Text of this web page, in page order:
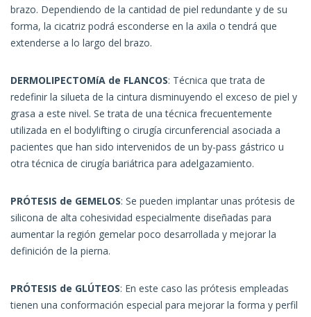
brazo. Dependiendo de la cantidad de piel redundante y de su
forma, la cicatriz podrá esconderse en la axila o tendrá que
extenderse a lo largo del brazo.
DERMOLIPECTOMíA de FLANCOS: Técnica que trata de
redefinir la silueta de la cintura disminuyendo el exceso de piel y
grasa a este nivel. Se trata de una técnica frecuentemente
utilizada en el bodylifting o cirugía circunferencial asociada a
pacientes que han sido intervenidos de un by-pass gástrico u
otra técnica de cirugía bariátrica para adelgazamiento.
PRÓTESIS de GEMELOS: Se pueden implantar unas prótesis de
silicona de alta cohesividad especialmente diseñadas para
aumentar la región gemelar poco desarrollada y mejorar la
definición de la pierna.
PRÓTESIS de GLÚTEOS: En este caso las prótesis empleadas
tienen una conformación especial para mejorar la forma y perfil